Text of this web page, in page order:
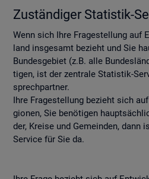
Zu­stän­di­ger Sta­tis­tik-
Wenn sich Ihre Fra­ge­stel­lung auf
land ins­ge­samt be­zieht und Sie
Bun­des­ge­biet (z.B. alle
ti­gen, ist der zen­tra­le Sta­tis­tik-
sprech­part­ner.
Ihre Fra­ge­stel­lung be­zieht sich
gio­nen, Sie be­nö­ti­gen
der, Krei­se und Ge­mein­den, dann
Ser­vice für Sie da.